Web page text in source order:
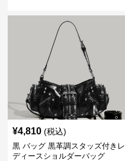
¥4,810 (税込)
黒 バッグ 黒革調スタッズ付きレ
ディースショルダーバッグ